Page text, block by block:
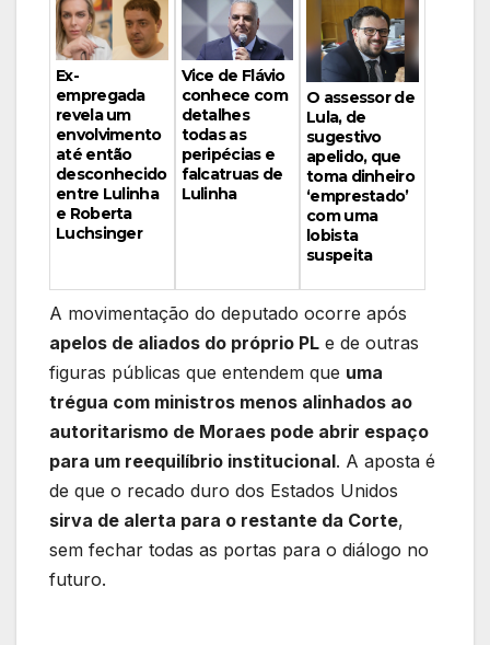
Ex-
empregada
revela um
envolvimento
até então
desconhecido
entre Lulinha
e Roberta
Luchsinger
Vice de Flávio
conhece com
detalhes
todas as
peripécias e
falcatruas de
Lulinha
O assessor de
Lula, de
sugestivo
apelido, que
toma dinheiro
‘emprestado’
com uma
lobista
suspeita
A movimentação do deputado ocorre após
apelos de aliados do próprio PL e de outras
figuras públicas que entendem que uma
trégua com ministros menos alinhados ao
autoritarismo de Moraes pode abrir espaço
para um reequilíbrio institucional. A aposta é
de que o recado duro dos Estados Unidos
sirva de alerta para o restante da Corte,
sem fechar todas as portas para o diálogo no
futuro.